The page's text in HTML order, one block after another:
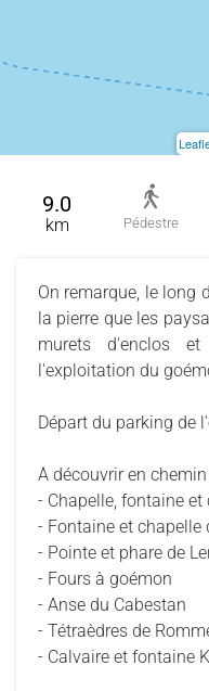
9.0
km Pédestre
On remarque, le long
la pierre que les
murets d'enclos
l'exploitation du
Départ du parking de
A découvrir en chemin
- Chapelle, fontaine
- Fontaine et chapelle
- Pointe et phare de
- Fours à goémon
- Anse du Cabestan
- Tétraèdres de
- Calvaire et fontaine